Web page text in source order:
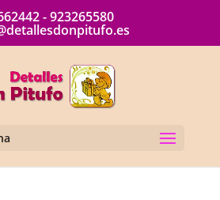
- 923265580